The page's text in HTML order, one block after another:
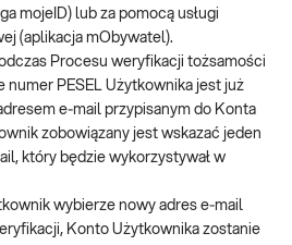
mojeID) lub za pomocą usługi
(aplikacja mObywatel).
Procesu weryfikacji tożsamości
numer PESEL Użytkownika jest już
e‑mail przypisanym do Konta
zobowiązany jest wskazać jeden
który będzie wykorzystywał w
wybierze nowy adres e‑mail
Konto Użytkownika zostanie